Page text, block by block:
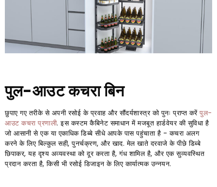
पुल-आउट कचरा बिन
छुपाए गए तरीके से अपनी रसोई के प्रवाह और सौंदर्यशास्त्र को पुनः प्राप्त करें पुल-
आउट कचरा प्रणाली. इस कस्टम कैबिनेट समाधान में मजबूत हार्डवेयर की सुविधा है
जो आसानी से एक या एकाधिक डिब्बे सीधे आपके पास पहुंचाता है - कचरा अलग
करने के लिए बिल्कुल सही, पुनर्चक्रण, और खाद. मेल खाते दरवाजे के पीछे डिब्बे
छिपाकर, यह दृश्य अव्यवस्था को दूर करता है, गंध शामिल है, और एक सुव्यवस्थित
प्रदान करता है, किसी भी रसोई डिजाइन के लिए कार्यात्मक उन्नयन.